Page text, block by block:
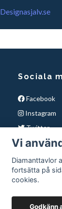
Designasjalv.se
Sociala
Facebook
Instagram
Twitter
YouTube
Snapchat
Pinterest
Vi
Diamanttavlor
fortsätta på
cookies.
Godkänn